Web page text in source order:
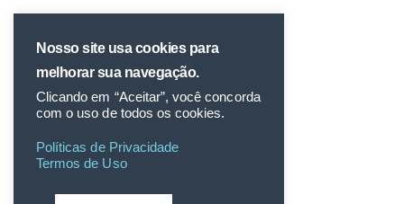
Nosso site usa cookies para
melhorar sua navegação.
Clicando em “Aceitar”, você concorda
com o uso de todos os cookies.
Políticas de Privacidade
Termos de Uso